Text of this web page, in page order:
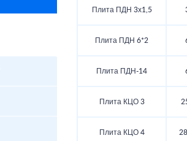
Плита ПДН 3х1,5
Плита ПДН 6*2
Плита ПДН-14
Плита КЦО 3
Плита КЦО 4